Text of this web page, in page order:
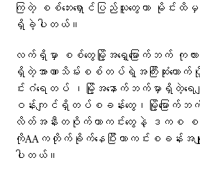
ကြတဲ့ စစ်ဘေးရှောင်ပြည်သူတွေဟာ မိုင်းထိ
ရှိခဲ့ပါတယ်။
လက်ရှိမှာ စစ်တွေမြို့အရှေ့မြောက်ဘက် ကုလာ
ရှိတဲ့အာဏာသိမ်းစစ်တပ်ရဲ့အကြီးဆုံးထော
င်းဂံရေတပ် ၊မြို့အနောက်ဘက်မှာရှိတဲ့ရေ
ဝန်းကျင်ရှိတပ်စခန်းတွေ၊မြို့မြောက်ဘ
လိတ်အနီးတဝိုက်ကာကင်းတွေနဲ့ ဒကစ စစ်
ကိုAAကတိုက်ခိုက်နေပြီးကာကင်းစခန်းအ
ပါတယ်။